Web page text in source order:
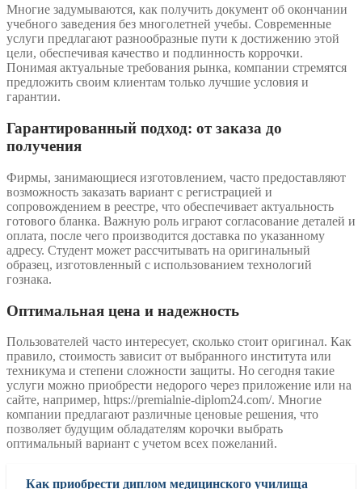
Многие задумываются, как получить документ об окончании
учебного заведения без многолетней учебы. Современные
услуги предлагают разнообразные пути к достижению этой
цели, обеспечивая качество и подлинность коррочки.
Понимая актуальные требования рынка, компании стремятся
предложить своим клиентам только лучшие условия и
гарантии.
Гарантированный подход: от заказа до
получения
Фирмы, занимающиеся изготовлением, часто предоставляют
возможность заказать вариант с регистрацией и
сопровождением в реестре, что обеспечивает актуальность
готового бланка. Важную роль играют согласование деталей и
оплата, после чего производится доставка по указанному
адресу. Студент может рассчитывать на оригинальный
образец, изготовленный с использованием технологий
гознака.
Оптимальная цена и надежность
Пользователей часто интересует, сколько стоит оригинал. Как
правило, стоимость зависит от выбранного института или
техникума и степени сложности защиты. Но сегодня такие
услуги можно приобрести недорого через приложение или на
сайте, например, https://premialnie-diplom24.com/. Многие
компании предлагают различные ценовые решения, что
позволяет будущим обладателям корочки выбрать
оптимальный вариант с учетом всех пожеланий.
Как приобрести диплом медицинского училища